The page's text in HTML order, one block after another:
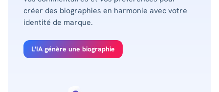
créer des biographies en harmonie avec votre
identité de marque.
L'IA génère une biographie